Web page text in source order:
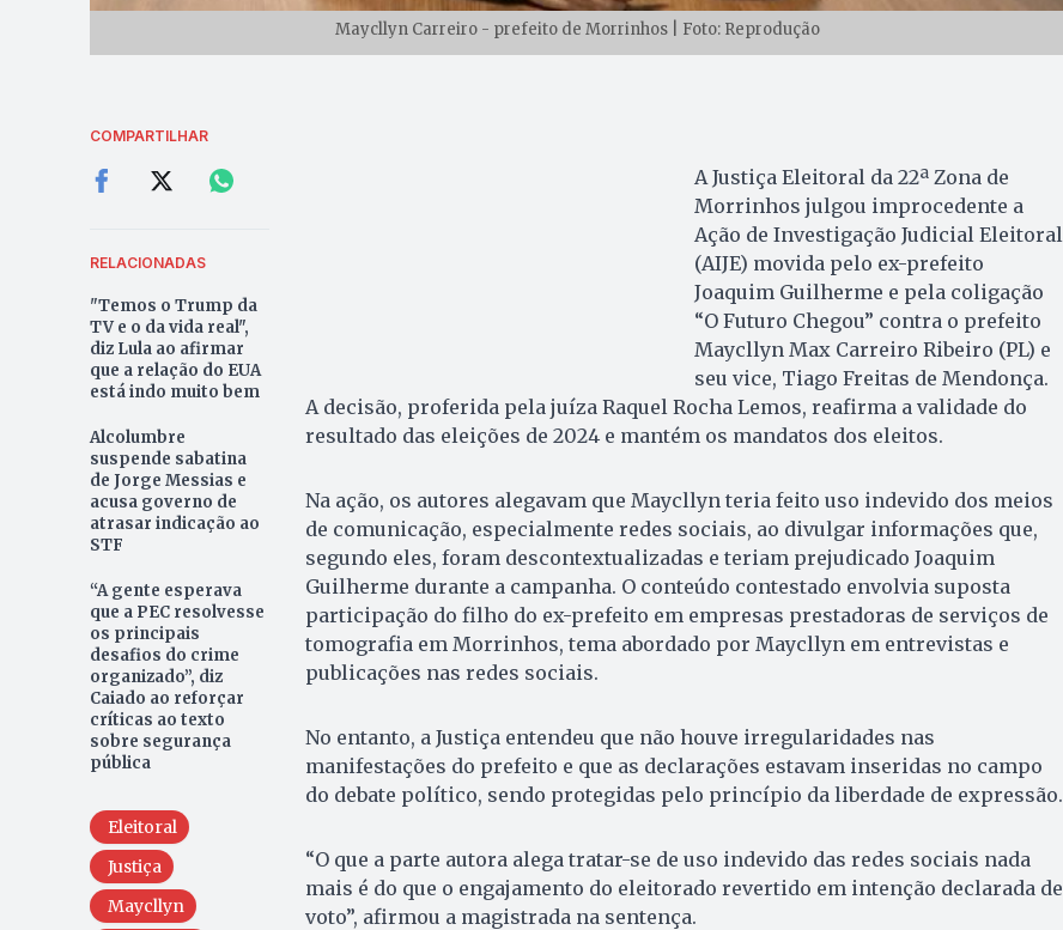
Maycllyn Carreiro - prefeito de Morrinhos | Foto: Reprodução
COMPARTILHAR
RELACIONADAS
"Temos o Trump da
TV e o da vida real",
diz Lula ao afirmar
que a relação do EUA
está indo muito bem
Alcolumbre
suspende sabatina
de Jorge Messias e
acusa governo de
atrasar indicação ao
STF
“A gente esperava
que a PEC resolvesse
os principais
desafios do crime
organizado”, diz
Caiado ao reforçar
críticas ao texto
sobre segurança
pública
Eleitoral
Justiça
Maycllyn
A Justiça Eleitoral da 22ª Zona de
Morrinhos julgou improcedente a
Ação de Investigação Judicial Eleitoral
(AIJE) movida pelo ex-prefeito
Joaquim Guilherme e pela coligação
“O Futuro Chegou” contra o prefeito
Maycllyn Max Carreiro Ribeiro (PL) e
seu vice, Tiago Freitas de Mendonça.
A decisão, proferida pela juíza Raquel Rocha Lemos, reafirma a validade do
resultado das eleições de 2024 e mantém os mandatos dos eleitos.
Na ação, os autores alegavam que Maycllyn teria feito uso indevido dos meios
de comunicação, especialmente redes sociais, ao divulgar informações que,
segundo eles, foram descontextualizadas e teriam prejudicado Joaquim
Guilherme durante a campanha. O conteúdo contestado envolvia suposta
participação do filho do ex-prefeito em empresas prestadoras de serviços de
tomografia em Morrinhos, tema abordado por Maycllyn em entrevistas e
publicações nas redes sociais.
No entanto, a Justiça entendeu que não houve irregularidades nas
manifestações do prefeito e que as declarações estavam inseridas no campo
do debate político, sendo protegidas pelo princípio da liberdade de expressão.
“O que a parte autora alega tratar-se de uso indevido das redes sociais nada
mais é do que o engajamento do eleitorado revertido em intenção declarada de
voto”, afirmou a magistrada na sentença.